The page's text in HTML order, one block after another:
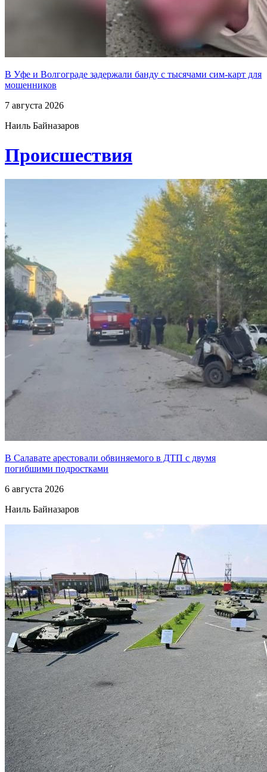
В Уфе и Волгограде задержали банду с тысячами сим-карт для
мошенников
7 августа 2026
Наиль Байназаров
Проиcшествия
В Салавате арестовали обвиняемого в ДТП с двумя
погибшими подростками
6 августа 2026
Наиль Байназаров